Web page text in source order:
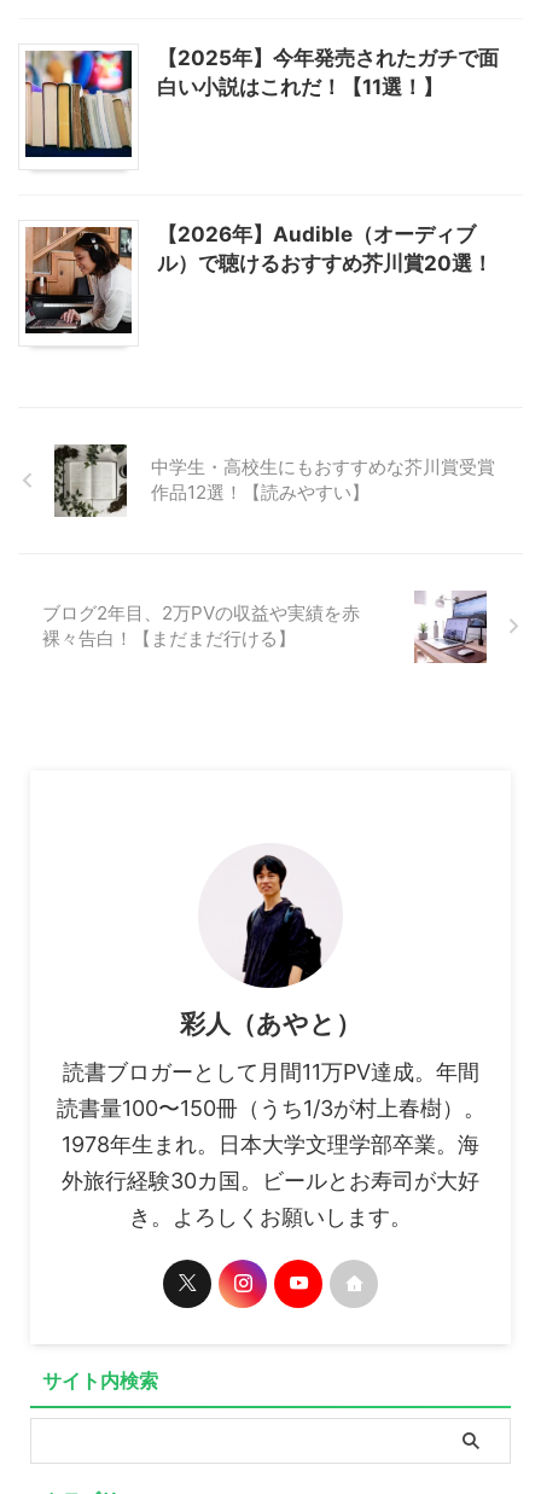
【2025年】今年発売されたガチで面
白い小説はこれだ！【11選！】
【2026年】Audible（オーディブ
ル）で聴けるおすすめ芥川賞20選！
中学生・高校生にもおすすめな芥川賞受賞
作品12選！【読みやすい】
ブログ2年目、2万PVの収益や実績を赤
裸々告白！【まだまだ行ける】
彩人（あやと）
読書ブロガーとして月間11万PV達成。年間
読書量100〜150冊（うち1/3が村上春樹）。
1978年生まれ。日本大学文理学部卒業。海
外旅行経験30カ国。ビールとお寿司が大好
き。よろしくお願いします。
サイト内検索